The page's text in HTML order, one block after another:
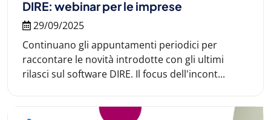
DIRE: webinar per le imprese
29/09/2025
Continuano gli appuntamenti periodici per
raccontare le novità introdotte con gli ultimi
rilasci sul software DIRE. Il focus dell'incont...